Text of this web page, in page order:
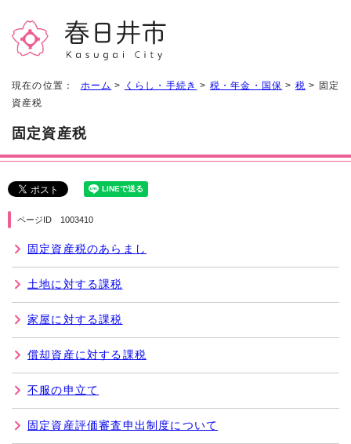
現在の位置： ホーム > くらし・手続き > 税・年金・国保 > 税 > 固定
資産税
固定資産税
ページID 1003410
固定資産税のあらまし
土地に対する課税
家屋に対する課税
償却資産に対する課税
不服の申立て
固定資産評価審査申出制度について